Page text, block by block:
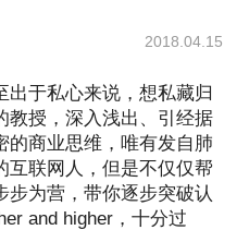
2018.04.15
出于私心来说，想私藏归
教授，深入浅出、引经据
的商业思维，唯有发自肺
互联网人，但是不仅仅帮
为营，带你逐步突破认
and higher，十分过